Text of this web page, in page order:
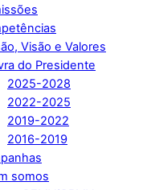
Visão e Valores
do Presidente
2025-2028
2022-2025
2019-2022
2016-2019
somos